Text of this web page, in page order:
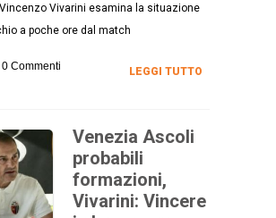
Vivarini esamina la situazione
a poche ore dal match
0 Commenti LEGGI TUTTO
Venezia Ascoli
probabili
formazioni,
Vivarini: Vincere